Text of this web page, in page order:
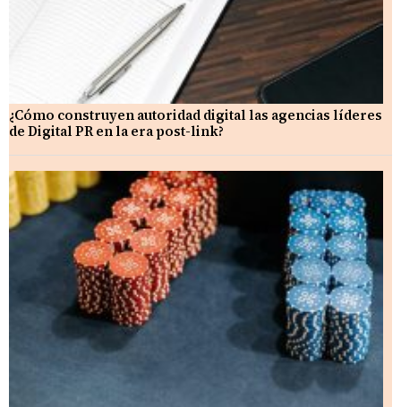
¿Cómo construyen autoridad digital las agencias líderes
de Digital PR en la era post-link?